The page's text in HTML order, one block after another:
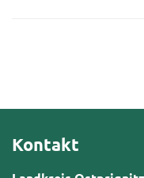
Kontakt